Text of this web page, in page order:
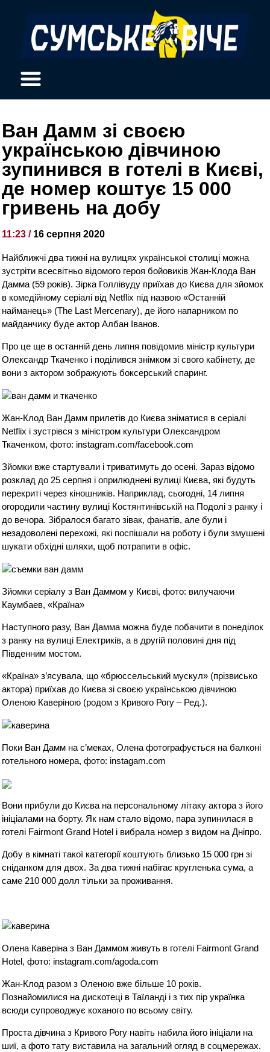
Ван Дамм зі своєю
українською дівчиною
зупинився в готелі в Києві,
де номер коштує 15 000
гривень на добу
11:23 / 16 серпня 2020
Найближчі два тижні на вулицях української столиці можна
зустріти всесвітньо відомого героя бойовиків Жан-Клода Ван
Дамма (59 років). Зірка Голлівуду приїхав до Києва для зйомок
в комедійному серіалі від Netflix під назвою «Останній
найманець» (The Last Mercenary), де його напарником по
майданчику буде актор Албан Іванов.
Про це ще в останній день липня повідомив міністр культури
Олександр Ткаченко і поділився знімком зі свого кабінету, де
вони з актором зображують боксерський спаринг.
Жан-Клод Ван Дамм прилетів до Києва зніматися в серіалі
Netflix і зустрівся з міністром культури Олександром
Ткаченком, фото: instagram.com/facebook.com
Зйомки вже стартували і триватимуть до осені. Зараз відомо
розклад до 25 серпня і оприлюднені вулиці Києва, які будуть
перекриті через кіношників. Наприклад, сьогодні, 14 липня
огородили частину вулиці Костянтинівській на Подолі з ранку і
до вечора. Зібралося багато зівак, фанатів, але були і
незадоволені перехожі, які поспішали на роботу і були змушені
шукати обхідні шляхи, щоб потрапити в офіс.
Зйомки серіалу з Ван Даммом у Києві, фото: вилучаючи
Каумбаев, «Країна»
Наступного разу, Ван Дамма можна буде побачити в понеділок
з ранку на вулиці Електриків, а в другій половині дня під
Південним мостом.
«Країна» з’ясувала, що «брюссельський мускул» (прізвисько
актора) приїхав до Києва зі своєю українською дівчиною
Оленою Каверіною (родом з Кривого Рогу – Ред.).
Поки Ван Дамм на с’меках, Олена фотографується на балконі
готельного номера, фото: instagam.com
Вони прибули до Києва на персональному літаку актора з його
ініціалами на борту. Як нам стало відомо, пара зупинилася в
готелі Fairmont Grand Hotel і вибрала номер з видом на Дніпро.
Добу в кімнаті такої категорії коштують близько 15 000 грн зі
сніданком для двох. За два тижні набігає кругленька сума, а
саме 210 000 долл тільки за проживання.
Олена Каверіна з Ван Даммом живуть в готелі Fairmont Grand
Hotel, фото: instagram.com/agoda.com
Жан-Клод разом з Оленою вже більше 10 років.
Познайомилися на дискотеці в Таїланді і з тих пір українка
всюди супроводжує коханого по всьому світу.
Проста дівчина з Кривого Рогу навіть набила його ініціали на
шиї, а фото тату виставила на загальний огляд в соцмережах.